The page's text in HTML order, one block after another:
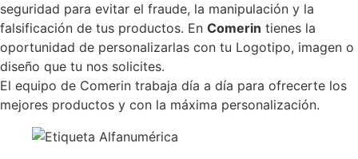
seguridad para evitar el fraude, la manipulación y la
falsificación de tus productos. En Comerin tienes la
oportunidad de personalizarlas con tu Logotipo, imagen o
diseño que tu nos solicites.
El equipo de Comerin trabaja día a día para ofrecerte los
mejores productos y con la máxima personalización.